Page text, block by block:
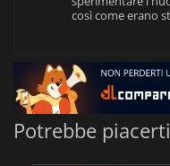
così come erano
Potrebbe piacerti